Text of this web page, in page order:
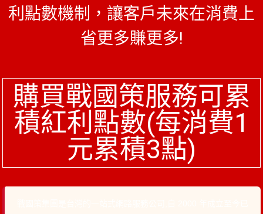
利點數機制，讓客戶未來在消費上
省更多賺更多!
購買戰國策服務可累
積紅利點數(每消費1
元累積3點)